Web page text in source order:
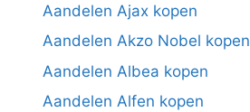
Aandelen Ajax kopen
Aandelen Akzo Nobel kopen
Aandelen Albea kopen
Aandelen Alfen kopen